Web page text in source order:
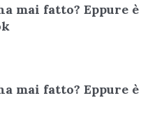
mai fatto? Eppure è
mai fatto? Eppure è